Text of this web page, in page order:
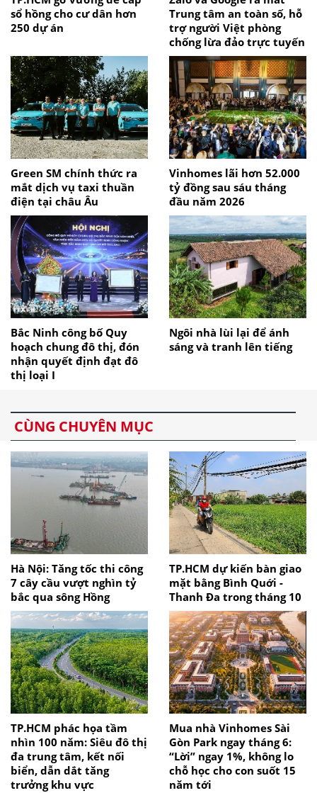
sổ hồng cho cư dân hơn
250 dự án
Trung tâm an toàn số, hỗ
trợ người Việt phòng
chống lừa đảo trực tuyến
Green SM chính thức ra
mắt dịch vụ taxi thuần
điện tại châu Âu
Vinhomes lãi hơn 52.000
tỷ đồng sau sáu tháng
đầu năm 2026
Bắc Ninh công bố Quy
hoạch chung đô thị, đón
nhận quyết định đạt đô
thị loại I
Ngôi nhà lùi lại để ánh
sáng và tranh lên tiếng
CÙNG CHUYÊN MỤC
Hà Nội: Tăng tốc thi công
7 cây cầu vượt nghìn tỷ
bắc qua sông Hồng
TP.HCM dự kiến bàn giao
mặt bằng Bình Quới -
Thanh Đa trong tháng 10
TP.HCM phác họa tầm
nhìn 100 năm: Siêu đô thị
đa trung tâm, kết nối
biển, dẫn dắt tăng
trưởng khu vực
Mua nhà Vinhomes Sài
Gòn Park ngay tháng 6:
“Lời” ngay 1%, không lo
chỗ học cho con suốt 15
năm tới